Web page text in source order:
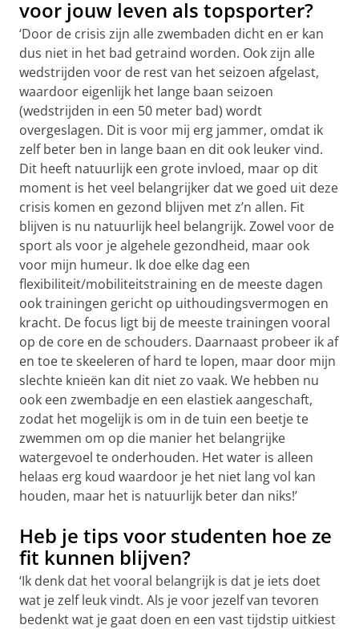
voor jouw leven als topsporter?
‘Door de crisis zijn alle zwembaden dicht en er kan
dus niet in het bad getraind worden. Ook zijn alle
wedstrijden voor de rest van het seizoen afgelast,
waardoor eigenlijk het lange baan seizoen
(wedstrijden in een 50 meter bad) wordt
overgeslagen. Dit is voor mij erg jammer, omdat ik
zelf beter ben in lange baan en dit ook leuker vind.
Dit heeft natuurlijk een grote invloed, maar op dit
moment is het veel belangrijker dat we goed uit deze
crisis komen en gezond blijven met z’n allen. Fit
blijven is nu natuurlijk heel belangrijk. Zowel voor de
sport als voor je algehele gezondheid, maar ook
voor mijn humeur. Ik doe elke dag een
flexibiliteit/mobiliteitstraining en de meeste dagen
ook trainingen gericht op uithoudingsvermogen en
kracht. De focus ligt bij de meeste trainingen vooral
op de core en de schouders. Daarnaast probeer ik af
en toe te skeeleren of hard te lopen, maar door mijn
slechte knieën kan dit niet zo vaak. We hebben nu
ook een zwembadje en een elastiek aangeschaft,
zodat het mogelijk is om in de tuin een beetje te
zwemmen om op die manier het belangrijke
watergevoel te onderhouden. Het water is alleen
helaas erg koud waardoor je het niet lang vol kan
houden, maar het is natuurlijk beter dan niks!’
Heb je tips voor studenten hoe ze
fit kunnen blijven?
‘Ik denk dat het vooral belangrijk is dat je iets doet
wat je zelf leuk vindt. Als je voor jezelf van tevoren
bedenkt wat je gaat doen en een vast tijdstip uitkiest